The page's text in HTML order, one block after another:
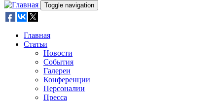
Toggle navigation
Главная
Статьи
Новости
События
Галереи
Конференции
Персоналии
Пресса